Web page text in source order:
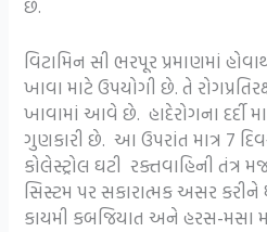
છે.
વિટામિન સી ભરપૂર પ્રમાણમાં
ખાવા માટે ઉપયોગી છે. તે
ખાવામાં આવે છે. હાદેરોગના દર્દી
ગુણકારી છે. આ ઉપરાંત માત્ર 7
કોલેસ્ટ્રોલ ઘટી રક્તવાહિની
સિસ્ટમ પર સકારાત્મક અસર
કાયમી કબજિયાત અને હરસ-મસા